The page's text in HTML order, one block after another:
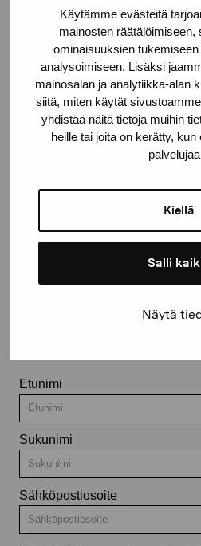
Käytämme evästeitä
mainosten räätälöimiseen,
ominaisuuksien
analysoimiseen. Lisäksi
mainosalan ja analytiikka-alan
siitä, miten käytät
yhdistää näitä tietoja muihin
heille tai joita on kerätty,
Kiellä
Salli
Näytä
Kustaa Vaasan katu 11
10600 Tammisaari
proartibus@proartibus.fi
+358 (0)50 371 6339
Pysy ajantasalla
Etunimi
Sukunimi
Sähköpostiosoite